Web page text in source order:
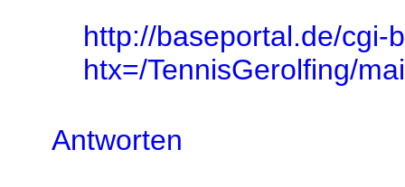
http://baseportal.de/cgi-
htx=/TennisGerolfing/
Antworten